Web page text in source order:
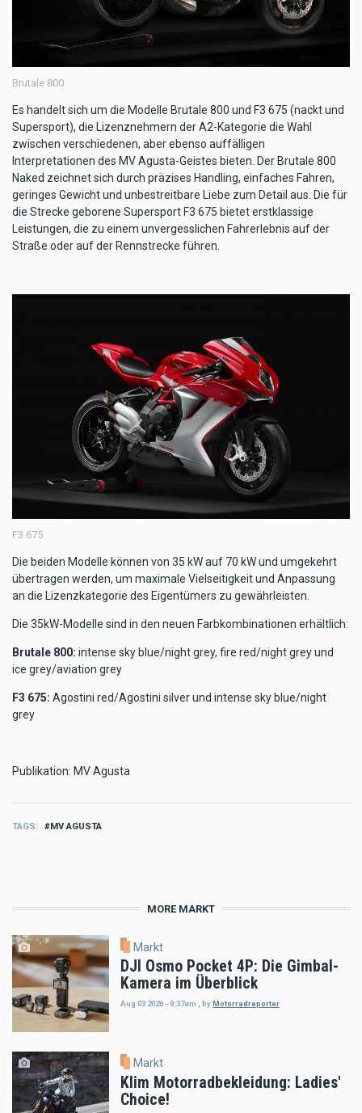
Brutale 800
Es handelt sich um die Modelle Brutale 800 und F3 675 (nackt und
Supersport), die Lizenznehmern der A2-Kategorie die Wahl
zwischen verschiedenen, aber ebenso auffälligen
Interpretationen des MV Agusta-Geistes bieten. Der Brutale 800
Naked zeichnet sich durch präzises Handling, einfaches Fahren,
geringes Gewicht und unbestreitbare Liebe zum Detail aus. Die für
die Strecke geborene Supersport F3 675 bietet erstklassige
Leistungen, die zu einem unvergesslichen Fahrerlebnis auf der
Straße oder auf der Rennstrecke führen.
F3 675
Die beiden Modelle können von 35 kW auf 70 kW und umgekehrt
übertragen werden, um maximale Vielseitigkeit und Anpassung
an die Lizenzkategorie des Eigentümers zu gewährleisten.
Die 35kW-Modelle sind in den neuen Farbkombinationen erhältlich:
Brutale 800: intense sky blue/night grey, fire red/night grey und
ice grey/aviation grey
F3 675: Agostini red/Agostini silver und intense sky blue/night
grey
Publikation: MV Agusta
TAGS MV AGUSTA
MORE MARKT
Markt
DJI Osmo Pocket 4P: Die Gimbal-
Kamera im Überblick
Aug 03 2026 - 9:37am byMotorradreporter
Markt
Klim Motorradbekleidung: Ladies'
Choice!